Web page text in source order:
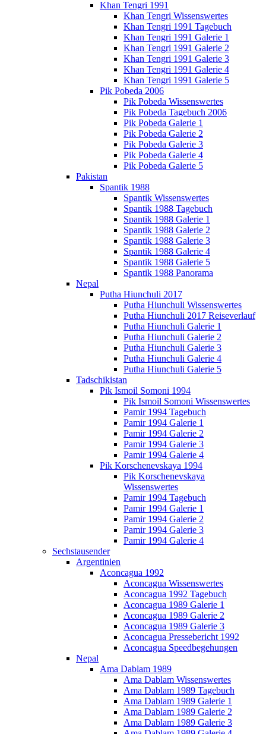
Khan Tengri 1991
Khan Tengri Wissenswertes
Khan Tengri 1991 Tagebuch
Khan Tengri 1991 Galerie 1
Khan Tengri 1991 Galerie 2
Khan Tengri 1991 Galerie 3
Khan Tengri 1991 Galerie 4
Khan Tengri 1991 Galerie 5
Pik Pobeda 2006
Pik Pobeda Wissenswertes
Pik Pobeda Tagebuch 2006
Pik Pobeda Galerie 1
Pik Pobeda Galerie 2
Pik Pobeda Galerie 3
Pik Pobeda Galerie 4
Pik Pobeda Galerie 5
Pakistan
Spantik 1988
Spantik Wissenswertes
Spantik 1988 Tagebuch
Spantik 1988 Galerie 1
Spantik 1988 Galerie 2
Spantik 1988 Galerie 3
Spantik 1988 Galerie 4
Spantik 1988 Galerie 5
Spantik 1988 Panorama
Nepal
Putha Hiunchuli 2017
Putha Hiunchuli Wissenswertes
Putha Hiunchuli 2017 Reiseverlauf
Putha Hiunchuli Galerie 1
Putha Hiunchuli Galerie 2
Putha Hiunchuli Galerie 3
Putha Hiunchuli Galerie 4
Putha Hiunchuli Galerie 5
Tadschikistan
Pik Ismoil Somoni 1994
Pik Ismoil Somoni Wissenswertes
Pamir 1994 Tagebuch
Pamir 1994 Galerie 1
Pamir 1994 Galerie 2
Pamir 1994 Galerie 3
Pamir 1994 Galerie 4
Pik Korschenevskaya 1994
Pik Korschenevskaya
Wissenswertes
Pamir 1994 Tagebuch
Pamir 1994 Galerie 1
Pamir 1994 Galerie 2
Pamir 1994 Galerie 3
Pamir 1994 Galerie 4
Sechstausender
Argentinien
Aconcagua 1992
Aconcagua Wissenswertes
Aconcagua 1992 Tagebuch
Aconcagua 1989 Galerie 1
Aconcagua 1989 Galerie 2
Aconcagua 1989 Galerie 3
Aconcagua Pressebericht 1992
Aconcagua Speedbegehungen
Nepal
Ama Dablam 1989
Ama Dablam Wissenswertes
Ama Dablam 1989 Tagebuch
Ama Dablam 1989 Galerie 1
Ama Dablam 1989 Galerie 2
Ama Dablam 1989 Galerie 3